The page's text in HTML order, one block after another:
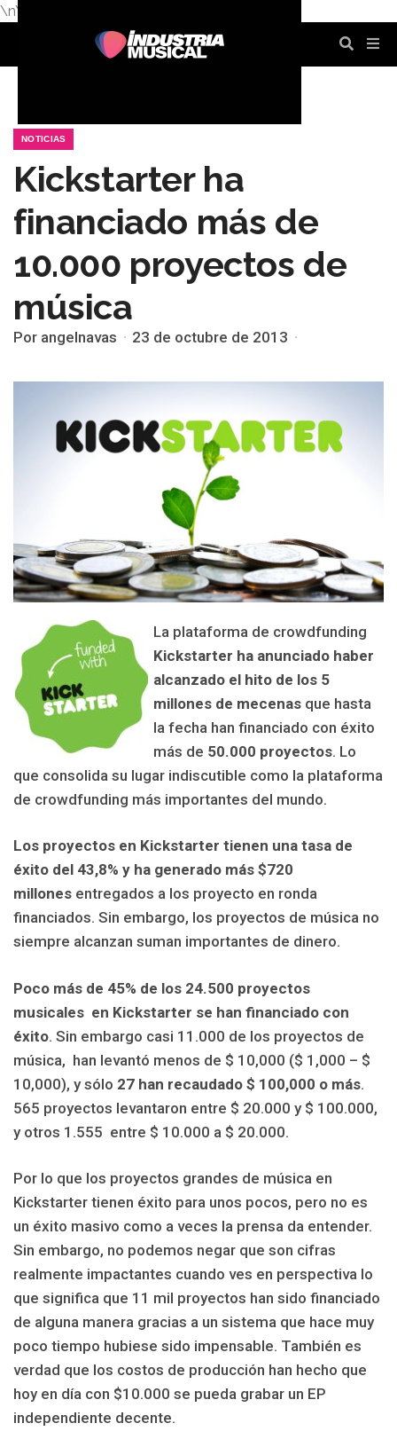
\n\n
NOTICIAS
Kickstarter ha
financiado más de
10.000 proyectos de
música
Por angelnavas 23 de octubre de 2013
La plataforma de crowdfunding
Kickstarter ha anunciado haber
alcanzado el hito de los 5
millones de mecenas que hasta
la fecha han financiado con éxito
más de 50.000 proyectos. Lo
que consolida su lugar indiscutible como la plataforma
de crowdfunding más importantes del mundo.
Los proyectos en Kickstarter tienen una tasa de
éxito del 43,8% y ha generado más $720
millones entregados a los proyecto en ronda
financiados. Sin embargo, los proyectos de música no
siempre alcanzan suman importantes de dinero.
Poco más de 45% de los 24.500 proyectos
musicales en Kickstarter se han financiado con
éxito. Sin embargo casi 11.000 de los proyectos de
música, han levantó menos de $ 10,000 ($ 1,000 – $
10,000), y sólo 27 han recaudado $ 100,000 o más.
565 proyectos levantaron entre $ 20.000 y $ 100.000,
y otros 1.555 entre $ 10.000 a $ 20.000.
Por lo que los proyectos grandes de música en
Kickstarter tienen éxito para unos pocos, pero no es
un éxito masivo como a veces la prensa da entender.
Sin embargo, no podemos negar que son cifras
realmente impactantes cuando ves en perspectiva lo
que significa que 11 mil proyectos han sido financiado
de alguna manera gracias a un sistema que hace muy
poco tiempo hubiese sido impensable. También es
verdad que los costos de producción han hecho que
hoy en día con $10.000 se pueda grabar un EP
independiente decente.